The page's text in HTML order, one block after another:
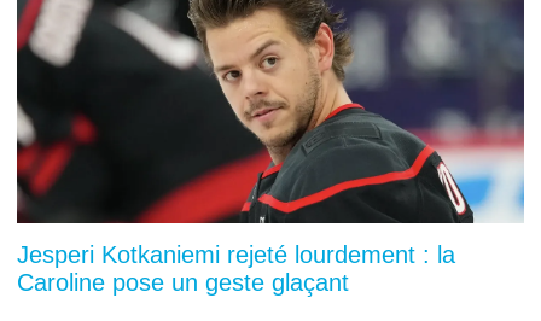
Jesperi Kotkaniemi rejeté lourdement : la
Caroline pose un geste glaçant